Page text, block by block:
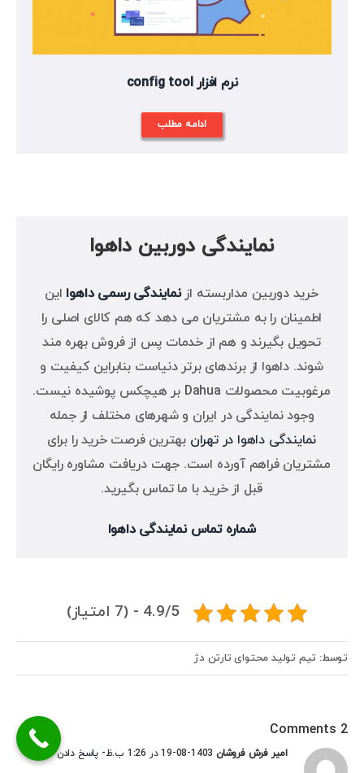
نرم افزار config tool
ادامه مطلب
نمایندگی دوربین داهوا
خرید دوربین مداربسته ازنمایندگی رسمی داهوا این
اطمینان را به مشتریان می دهد که هم کالای اصلی را
تحویل بگیرند و هم از خدمات پس از فروش بهره مند
شوند. داهوا از برندهای برتر دنیاست بنابراین کیفیت و
مرغوبیت محصولات Dahua بر هیچکس پوشیده نیست.
وجود نمایندگی در ایران و شهرهای مختلف از جمله
نمایندگی داهوا در تهران بهترین فرصت خرید را برای
مشتریان فراهم آورده است. جهت دریافت مشاوره رایگان
قبل از خرید با ما تماس بگیرید.
شماره تماس نمایندگی داهوا
4.9/5 - (7 امتیاز)
توسط: تیم تولید محتوای تارتن دژ
2 Comments
امیر فرش فروشان - پاسخ دادن